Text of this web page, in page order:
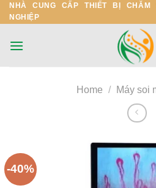
Skip
to
NHÀ CUNG CẤP THIẾT BỊ CHĂM
NGHIỆP
Home / Máy soi
-40%